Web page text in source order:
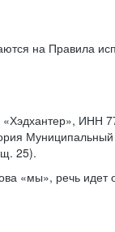
на Правила
ИНН
Муниципальный
25).
«мы», речь